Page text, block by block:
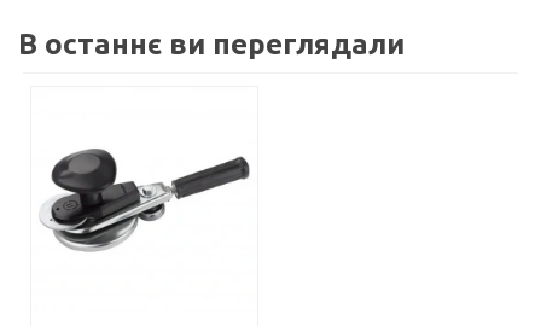
В останнє ви переглядали